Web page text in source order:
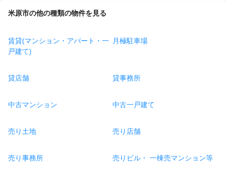
米原市の他の種類の物件を見る
賃貸(マンション・アパート・一
戸建て)
月極駐車場
貸店舗 貸事務所
中古マンション 中古一戸建て
売り土地 売り店舗
売り事務所 売りビル・ 一棟売マンション等